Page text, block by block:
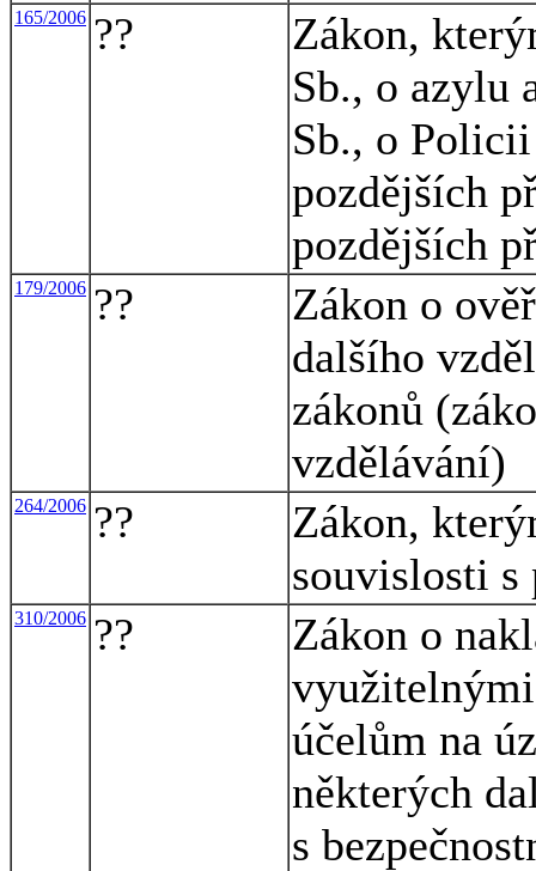
165/2006 ??
Zákon,
Sb., o azylu
Sb., o
pozdějších
pozdějších
179/2006 ??
Zákon o
dalšího
zákonů
vzdělávání)
264/2006 ??
Zákon,
souvislosti
310/2006 ??
Zákon o
účelům na
některých
s